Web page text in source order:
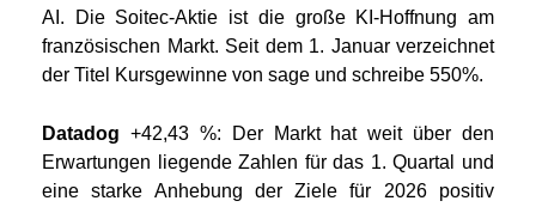
AI. Die Soitec-Aktie ist die große KI-Hoffnung am
französischen Markt. Seit dem 1. Januar verzeichnet
der Titel Kursgewinne von sage und schreibe 550%.
Datadog +42,43 %: Der Markt hat weit über den
Erwartungen liegende Zahlen für das 1. Quartal und
eine starke Anhebung der Ziele für 2026 positiv